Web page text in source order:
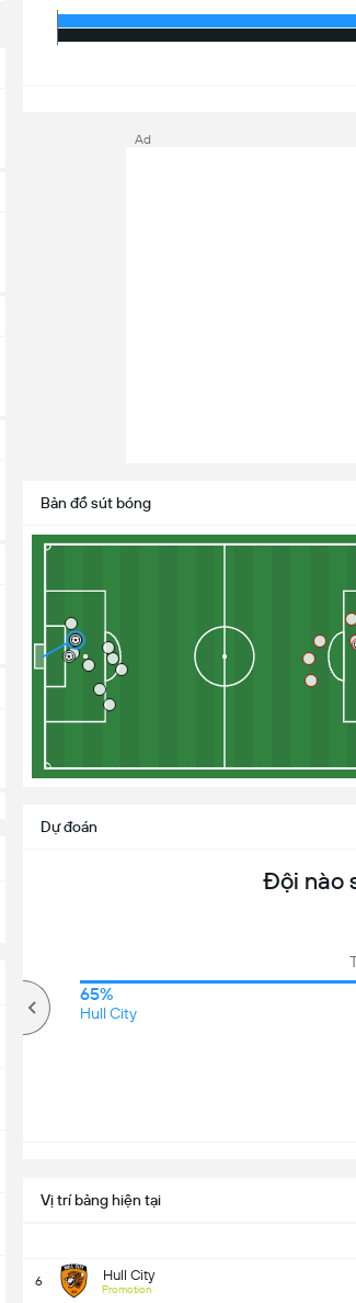
Bản đồ sút bóng
Vị trí bảng hiện tại
6 Hull City
Promotion
Dự đoán
Đội nào
65%
Hull City
Ad